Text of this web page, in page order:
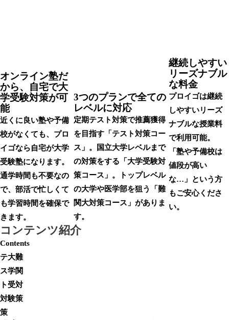
オンライン塾だ
から、 自宅で大
学受験対策が可
能
近くに良い塾や予備
校がなくても、プロ
イゴなら自宅が大学
受験塾になります。
通学時間も不要なの
で、部活で忙しくて
も学習時間を確保で
きます。
3つのプランで全ての
レベルに対応
定期テスト対策で推薦獲得
を目指す「テスト対策コー
ス」。国立大学レベルまで
の対策をする「大学受験対
策コース」。トップレベル
の大学や医学部を狙う「難
関大対策コース」がありま
す。
継続しやすい
リーズナブル
な料金
プロイゴは継続
しやすいリーズ
ナブルな授業料
で利用可能。
「塾や予備校は
値段が高い
な…」という方
もご安心くださ
い。
コンテンツ紹介
Contents
テ
ス
ト
対
策
大
学
受
験
難
関
対
策